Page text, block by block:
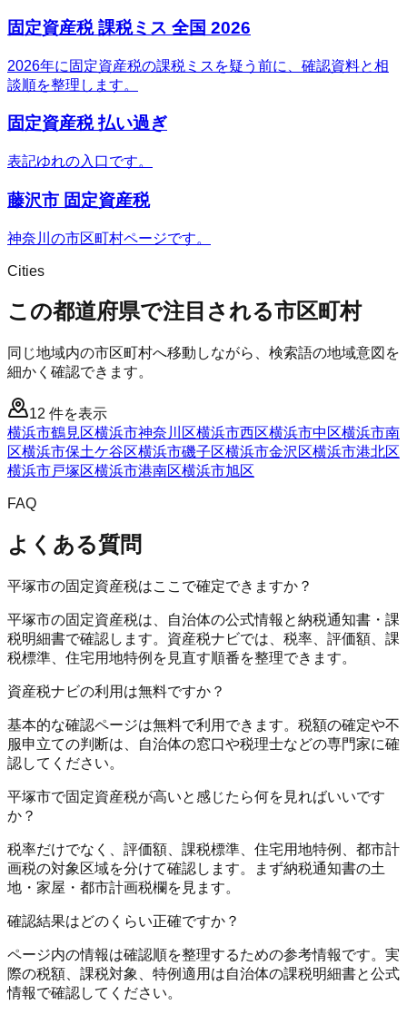
固定資産税 課税ミス 全国 2026
2026年に固定資産税の課税ミスを疑う前に、確認資料と相
談順を整理します。
固定資産税 払い過ぎ
表記ゆれの入口です。
藤沢市 固定資産税
神奈川の市区町村ページです。
Cities
この都道府県で注目される市区町村
同じ地域内の市区町村へ移動しながら、検索語の地域意図を
細かく確認できます。
12 件を表示
横浜市鶴見区横浜市神奈川区横浜市西区横浜市中区横浜市南
区横浜市保土ケ谷区横浜市磯子区横浜市金沢区横浜市港北区
横浜市戸塚区横浜市港南区横浜市旭区
FAQ
よくある質問
平塚市の固定資産税はここで確定できますか？
平塚市の固定資産税は、自治体の公式情報と納税通知書・課
税明細書で確認します。資産税ナビでは、税率、評価額、課
税標準、住宅用地特例を見直す順番を整理できます。
資産税ナビの利用は無料ですか？
基本的な確認ページは無料で利用できます。税額の確定や不
服申立ての判断は、自治体の窓口や税理士などの専門家に確
認してください。
平塚市で固定資産税が高いと感じたら何を見ればいいです
か？
税率だけでなく、評価額、課税標準、住宅用地特例、都市計
画税の対象区域を分けて確認します。まず納税通知書の土
地・家屋・都市計画税欄を見ます。
確認結果はどのくらい正確ですか？
ページ内の情報は確認順を整理するための参考情報です。実
際の税額、課税対象、特例適用は自治体の課税明細書と公式
情報で確認してください。